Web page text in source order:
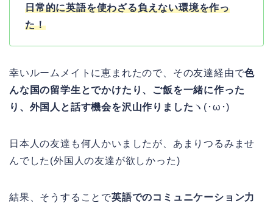
日常的に英語を使わざる負えない環境を作っ
た！
幸いルームメイトに恵まれたので、その友達経由で色
んな国の留学生とでかけたり、ご飯を一緒に作った
り、外国人と話す機会を沢山作りました ヽ(･ω･)
日本人の友達も何人かいましたが、あまりつるみませ
んでした(外国人の友達が欲しかった)
結果、そうすることで英語でのコミュニケーション力